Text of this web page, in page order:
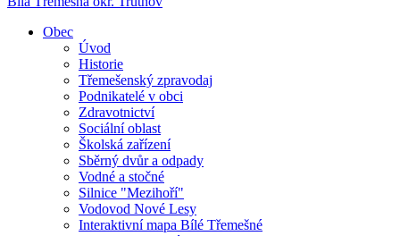
Obec
Úvod
Historie
Třemešenský zpravodaj
Podnikatelé v obci
Zdravotnictví
Sociální oblast
Školská zařízení
Sběrný dvůr a odpady
Vodné a stočné
Silnice "Mezihoří"
Vodovod Nové Lesy
Interaktivní mapa Bílé Třemešné